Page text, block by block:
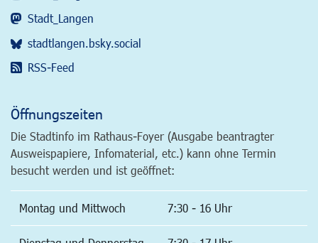
Stadt_Langen
stadtlangen.bsky.social
RSS-Feed
Öffnungszeiten
Die Stadtinfo im Rathaus-Foyer (Ausgabe beantragter
Ausweispapiere, Infomaterial, etc.) kann ohne Termin
besucht werden und ist geöffnet:
Montag und Mittwoch 7:30 - 16 Uhr